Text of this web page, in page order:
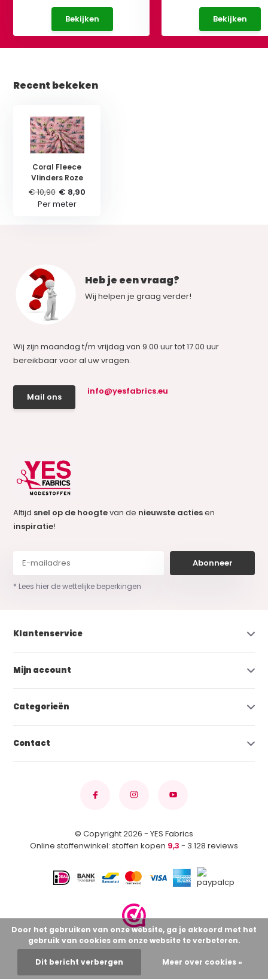
Bekijken Bekijken
Recent bekeken
Coral Fleece
Vlinders Roze
€ 10,90 € 8,90
Per meter
Heb je een vraag?
Wij helpen je graag verder!
Wij zijn maandag t/m vrijdag van 9.00 uur tot 17.00 uur
bereikbaar voor al uw vragen.
Mail ons
info@yesfabrics.eu
Altijd snel op de hoogtevan de nieuwste actiesen
inspiratie!
Abonneer
* Lees hier de wettelijke beperkingen
Klantenservice
Mijn account
Categorieën
Contact
© Copyright 2026 - YES Fabrics
Online stoffenwinkel: stoffen kopen 9,3 - 3.128 reviews
Door het gebruiken van onze website, ga je akkoord met het
gebruik van cookies om onze website te verbeteren.
Dit bericht verbergen Meer over cookies »